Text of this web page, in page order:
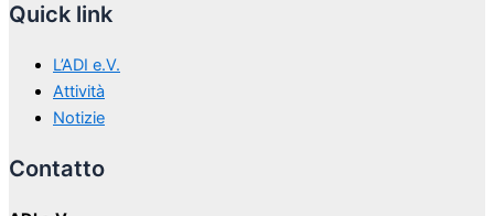
Quick link
L’ADI e.V.
Attività
Notizie
Contatto